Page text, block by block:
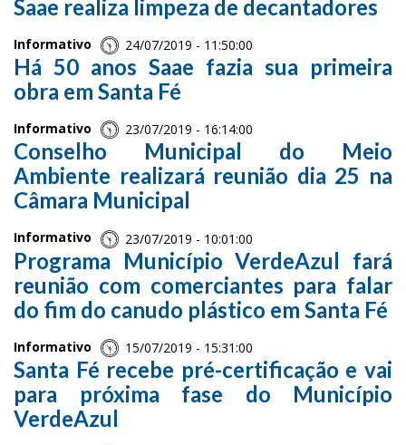
Saae realiza limpeza de decantadores
Informativo 24/07/2019 - 11:50:00
Há 50 anos Saae fazia sua primeira
obra em Santa Fé
Informativo 23/07/2019 - 16:14:00
Conselho Municipal do Meio
Ambiente realizará reunião dia 25 na
Câmara Municipal
Informativo 23/07/2019 - 10:01:00
Programa Município VerdeAzul fará
reunião com comerciantes para falar
do fim do canudo plástico em Santa Fé
Informativo 15/07/2019 - 15:31:00
Santa Fé recebe pré-certificação e vai
para próxima fase do Município
VerdeAzul